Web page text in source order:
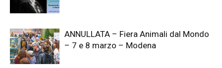
ANNULLATA – Fiera Animali dal Mondo
– 7 e 8 marzo – Modena